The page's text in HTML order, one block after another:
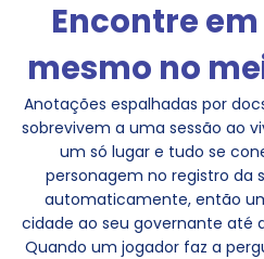
Encontre
mesmo no
Anotações espalhadas por
sobrevivem a uma sessão ao
um só lugar e tudo se
personagem no registro da
automaticamente, então
cidade ao seu governante até
Quando um jogador faz a